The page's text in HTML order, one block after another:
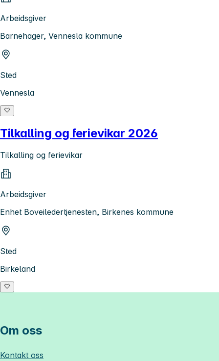
Arbeidsgiver
Barnehager, Vennesla kommune
Sted
Vennesla
Tilkalling og ferievikar 2026
Tilkalling og ferievikar
Arbeidsgiver
Enhet Boveiledertjenesten, Birkenes kommune
Sted
Birkeland
Om oss
Kontakt oss